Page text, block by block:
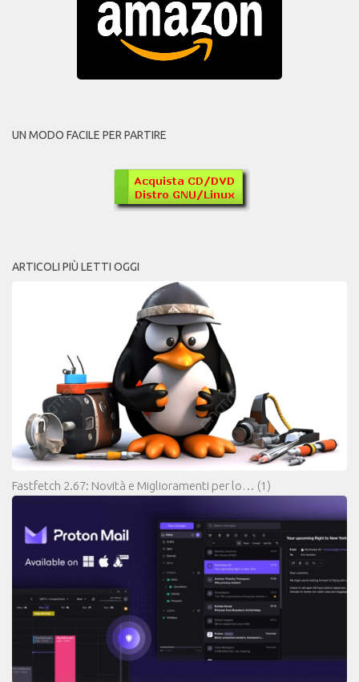
UN MODO FACILE PER PARTIRE
ARTICOLI PIÙ LETTI OGGI
Fastfetch 2.67: Novità e Miglioramenti per lo… (1)